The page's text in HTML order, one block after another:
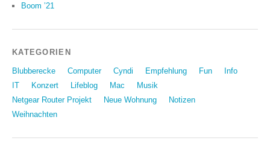
Boom ’21
KATEGORIEN
Blubberecke Computer Cyndi Empfehlung Fun
Info
IT
Konzert Lifeblog Mac
Musik
Netgear Router Projekt
Neue Wohnung
Notizen
Weihnachten